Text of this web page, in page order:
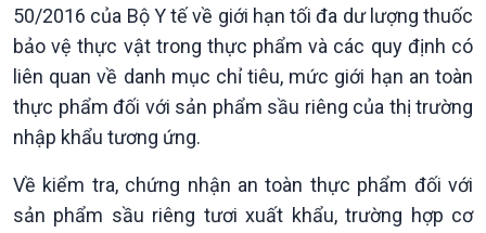
E-Magazine
50/2016 của Bộ Y tế về giới hạn tối đa dư lượng thuốc
bảo vệ thực vật trong thực phẩm và các quy định có
liên quan về danh mục chỉ tiêu, mức giới hạn an toàn
thực phẩm đối với sản phẩm sầu riêng của thị trường
nhập khẩu tương ứng.
Về kiểm tra, chứng nhận an toàn thực phẩm đối với
sản phẩm sầu riêng tươi xuất khẩu, trường hợp cơ